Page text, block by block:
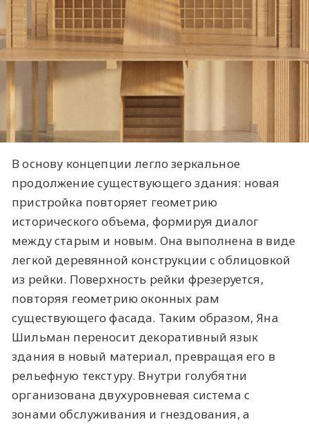
В основу концепции легло зеркальное
продолжение существующего здания: новая
пристройка повторяет геометрию
исторического объема, формируя диалог
между старым и новым. Она выполнена в виде
легкой деревянной конструкции с облицовкой
из рейки. Поверхность рейки фрезеруется,
повторяя геометрию оконных рам
существующего фасада. Таким образом, Яна
Шильман переносит декоративный язык
здания в новый материал, превращая его в
рельефную текстуру. Внутри голубятни
организована двухуровневая система с
зонами обслуживания и гнездования, а